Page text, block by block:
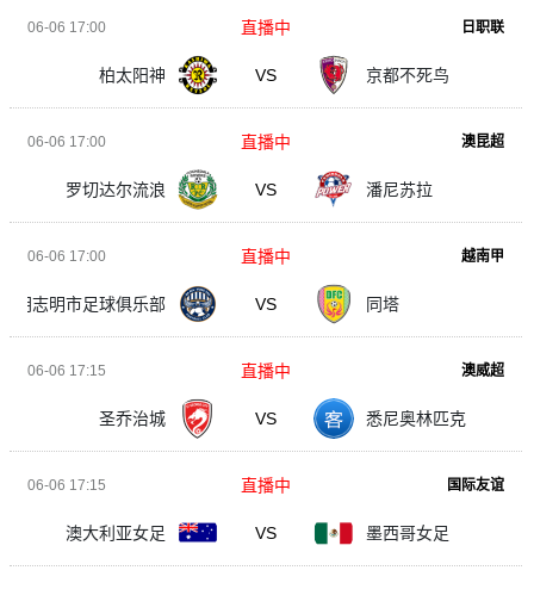
06-06 17:00 日职联
柏太阳神 VS 京都不死鸟
直播中
06-06 17:00 澳昆超
罗切达尔流浪 VS 潘尼苏拉
直播中
06-06 17:00 越南甲
胡志明市足球俱乐部 VS 同塔
直播中
06-06 17:15 澳威超
圣乔治城 VS 悉尼奥林匹克
直播中
06-06 17:15 国际友谊
澳大利亚女足 VS 墨西哥女足
直播中